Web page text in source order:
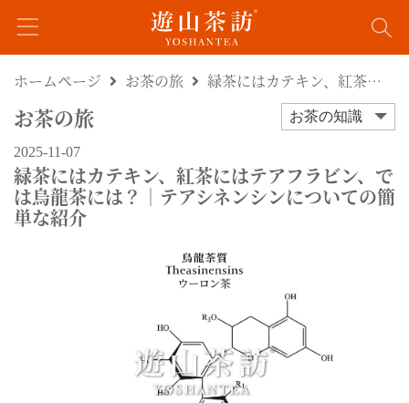
ホームページ お茶の旅 緑茶にはカテキン、紅茶にはテアフラビン、では烏龍茶には？｜テアシネンシンについての簡単な紹介
お茶の旅 お茶の知識
2025-11-07
緑茶にはカテキン、紅茶にはテアフラビン、で
は烏龍茶には？｜テアシネンシンについての簡
単な紹介